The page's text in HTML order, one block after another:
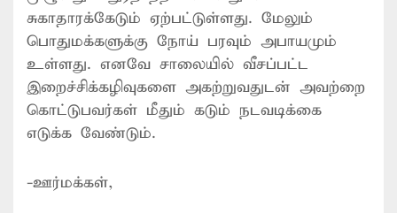
சுகாதாரக்கேடும் ஏற்பட்டுள்ளது. மேலும்
பொதுமக்களுக்கு நோய் பரவும் அபாயமும்
உள்ளது. எனவே சாலையில் வீசப்பட்ட
இறைச்சிக்கழிவுகளை அகற்றுவதுடன் அவற்றை
கொட்டுபவர்கள் மீதும் கடும் நடவடிக்கை
எடுக்க வேண்டும்.
-ஊர்மக்கள்,